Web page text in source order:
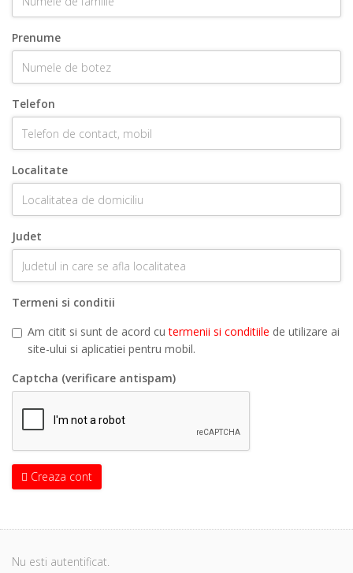
Prenume
Telefon
Localitate
Judet
Termeni si conditii
Am citit si sunt de acord cutermenii si conditiile de utilizare ai
site-ului si aplicatiei pentru mobil.
Captcha (verificare antispam)
Creaza cont
Nu esti autentificat.